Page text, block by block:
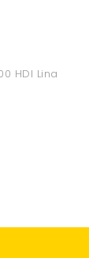
HDI Lina